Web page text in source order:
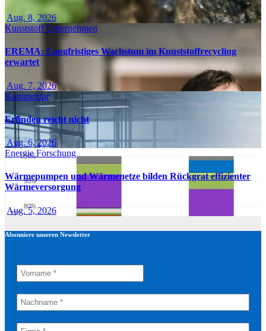
Aug. 8, 2026
KunststoffUnternehmen
EREMA: Langfristiges Wachstum im Kunststoffrecycling
erwartet
Aug. 7, 2026
Kommentar
Erfinden reicht nicht
Aug. 6, 2026
EnergieForschung
Wärmepumpen und Wärmenetze bilden Rückgrat effizienter
Wärmeversorgung
Aug. 5, 2026
Abonniere unseren Newsletter